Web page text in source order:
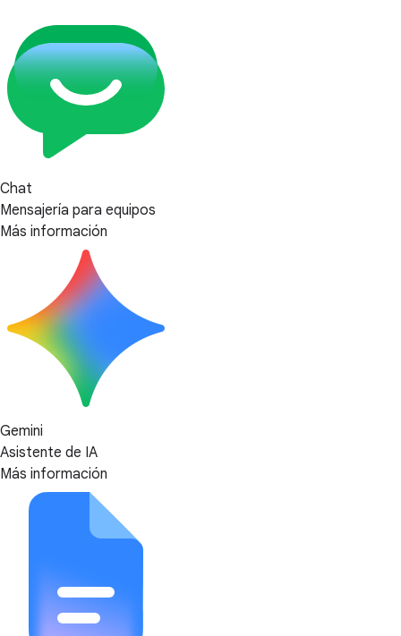
Chat
Mensajería para equipos
Más información
Gemini
Asistente de IA
Más información